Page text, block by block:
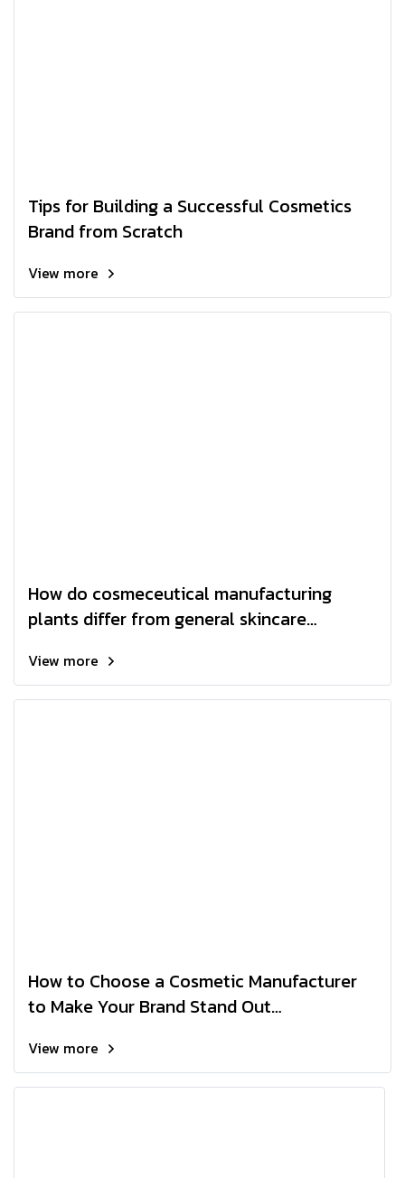
Tips for Building a Successful Cosmetics
Brand from Scratch
View more
How do cosmeceutical manufacturing
plants differ from general skincare
View more
How to Choose a Cosmetic Manufacturer
to Make Your Brand Stand Out
View more